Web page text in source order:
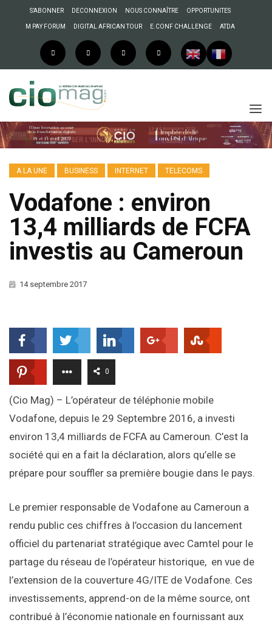
S’ABONNER DECONNEXION NOUS CONNAÎTRE OPPORTUNITES
M PAY FORUM DIGITAL AFRICAN TOUR E.CONF CHALLENGE ATDA
A LA UNE BUSINESS INTERNET TELECOMS
Vodafone : environ
13,4 milliards de FCFA
investis au Cameroun
14 septembre 2017
0
(Cio Mag) – L’opérateur de téléphonie mobile
Vodafone, depuis le 29 Septembre 2016, a investi
environ 13,4 milliards de FCFA au Cameroun. C’est la
société qui en a fait la déclaration, alors qu’elle se
prépare pour souffler sa première bougie dans le pays.
Le premier responsable de Vodafone au Cameroun a
rendu public ces chiffres à l’occasion du lancement
officiel du partenariat stratégique avec Camtel pour le
partage du réseau de l’opérateur historique, en vue de
l’extension de la couverture 4G/ITE de Vodafone. Ces
investissements, apprend-on de la même source, ont
contribué à l’économie nationale en fournissant aux